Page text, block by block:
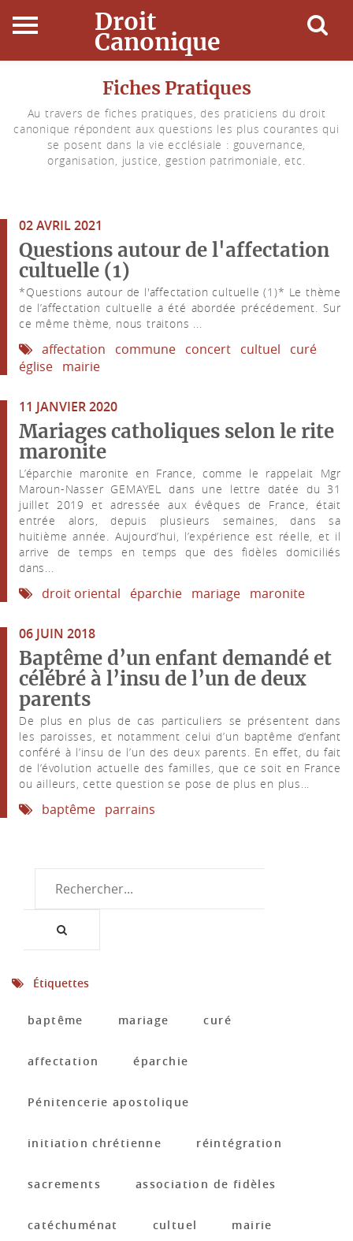
Droit
Canonique
Droit Canonique
Ressources
Connexion
Fiches Pratiques
Au travers de fiches pratiques, des praticiens du droit
canonique répondent aux questions les plus courantes qui
se posent dans la vie ecclésiale : gouvernance,
organisation, justice, gestion patrimoniale, etc.
02 AVRIL 2021
Questions autour de l'affectation
cultuelle (1)
*Questions autour de l'affectation cultuelle (1)* Le thème
de l’affectation cultuelle a été abordée précédement. Sur
ce même thème, nous traitons ...
affectation commune concert cultuel
curé
église mairie
11 JANVIER 2020
Mariages catholiques selon le rite
maronite
L’éparchie maronite en France, comme le rappelait Mgr
Maroun-Nasser GEMAYEL dans une lettre datée du 31
juillet 2019 et adressée aux évêques de France, était
entrée alors, depuis plusieurs semaines, dans sa
huitième année. Aujourd’hui, l’expérience est réelle, et il
arrive de temps en temps que des fidèles domiciliés
dans...
droit oriental éparchie mariage maronite
06 JUIN 2018
Baptême d’un enfant demandé et
célébré à l’insu de l’un de deux
parents
De plus en plus de cas particuliers se présentent dans
les paroisses, et notamment celui d’un baptême d’enfant
conféré à l’insu de l’un des deux parents. En effet, du fait
de l’évolution actuelle des familles, que ce soit en France
ou ailleurs, cette question se pose de plus en plus...
baptême parrains
Étiquettes
baptême mariage curé
affectation éparchie
Pénitencerie apostolique
initiation chrétienne réintégration
sacrements association de fidèles
catéchuménat cultuel mairie